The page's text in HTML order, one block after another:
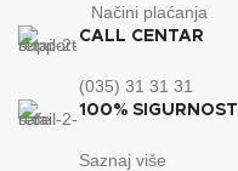
Načini plaćanja
CALL CENTAR
(035) 31 31 31
100% SIGURNOST
Saznaj više